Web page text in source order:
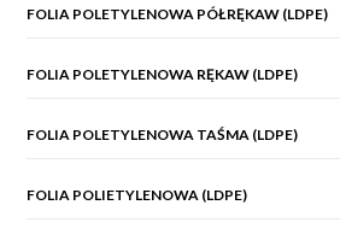
FOLIA POLETYLENOWA PÓŁRĘKAW (LDPE)
FOLIA POLETYLENOWA RĘKAW (LDPE)
FOLIA POLETYLENOWA TAŚMA (LDPE)
FOLIA POLIETYLENOWA (LDPE)